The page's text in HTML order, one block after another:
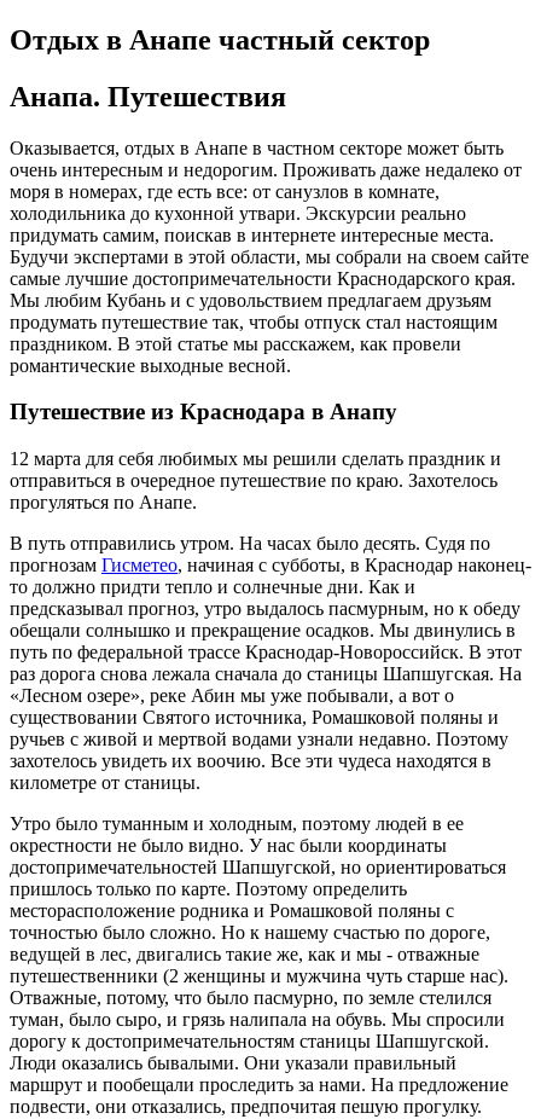
Отдых в Анапе частный сектор
Анапа. Путешествия
Оказывается, отдых в Анапе в частном секторе может быть
очень интересным и недорогим. Проживать даже недалеко от
моря в номерах, где есть все: от санузлов в комнате,
холодильника до кухонной утвари. Экскурсии реально
придумать самим, поискав в интернете интересные места.
Будучи экспертами в этой области, мы собрали на своем сайте
самые лучшие достопримечательности Краснодарского края.
Мы любим Кубань и с удовольствием предлагаем друзьям
продумать путешествие так, чтобы отпуск стал настоящим
праздником. В этой статье мы расскажем, как провели
романтические выходные весной.
Путешествие из Краснодара в Анапу
12 марта для себя любимых мы решили сделать праздник и
отправиться в очередное путешествие по краю. Захотелось
прогуляться по Анапе.
В путь отправились утром. На часах было десять. Судя по
прогнозам Гисметео, начиная с субботы, в Краснодар наконец-
то должно придти тепло и солнечные дни. Как и
предсказывал прогноз, утро выдалось пасмурным, но к обеду
обещали солнышко и прекращение осадков. Мы двинулись в
путь по федеральной трассе Краснодар-Новороссийск. В этот
раз дорога снова лежала сначала до станицы Шапшугская. На
«Лесном озере», реке Абин мы уже побывали, а вот о
существовании Святого источника, Ромашковой поляны и
ручьев с живой и мертвой водами узнали недавно. Поэтому
захотелось увидеть их воочию. Все эти чудеса находятся в
километре от станицы.
Утро было туманным и холодным, поэтому людей в ее
окрестности не было видно. У нас были координаты
достопримечательностей Шапшугской, но ориентироваться
пришлось только по карте. Поэтому определить
месторасположение родника и Ромашковой поляны с
точностью было сложно. Но к нашему счастью по дороге,
ведущей в лес, двигались такие же, как и мы - отважные
путешественники (2 женщины и мужчина чуть старше нас).
Отважные, потому, что было пасмурно, по земле стелился
туман, было сыро, и грязь налипала на обувь. Мы спросили
дорогу к достопримечательностям станицы Шапшугской.
Люди оказались бывалыми. Они указали правильный
маршрут и пообещали проследить за нами. На предложение
подвести, они отказались, предпочитая пешую прогулку.